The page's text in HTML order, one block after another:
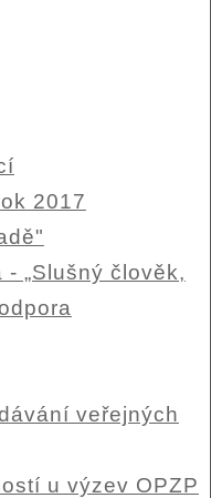
2017
„Slušný člověk,
veřejných
u výzev OPZP